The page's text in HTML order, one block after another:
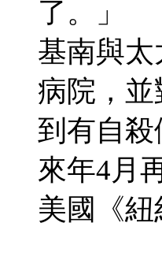
了。」
基南與
病院，
到有自
來年4月
美國《